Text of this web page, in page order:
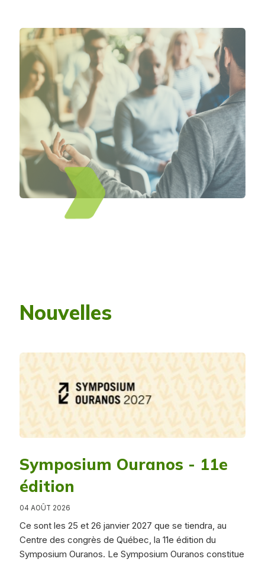
Nouvelles
Symposium Ouranos - 11e
édition
04 AOÛT 2026
Ce sont les 25 et 26 janvier 2027 que se tiendra, au
Centre des congrès de Québec, la 11e édition du
Symposium Ouranos. Le Symposium Ouranos constitue